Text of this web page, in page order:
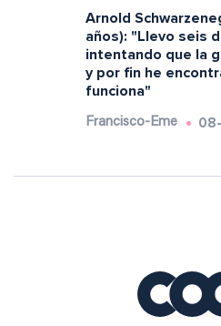
Arnold
años): "Llevo seis
intentando que la
y por fin he
funciona"
Francisco-Eme